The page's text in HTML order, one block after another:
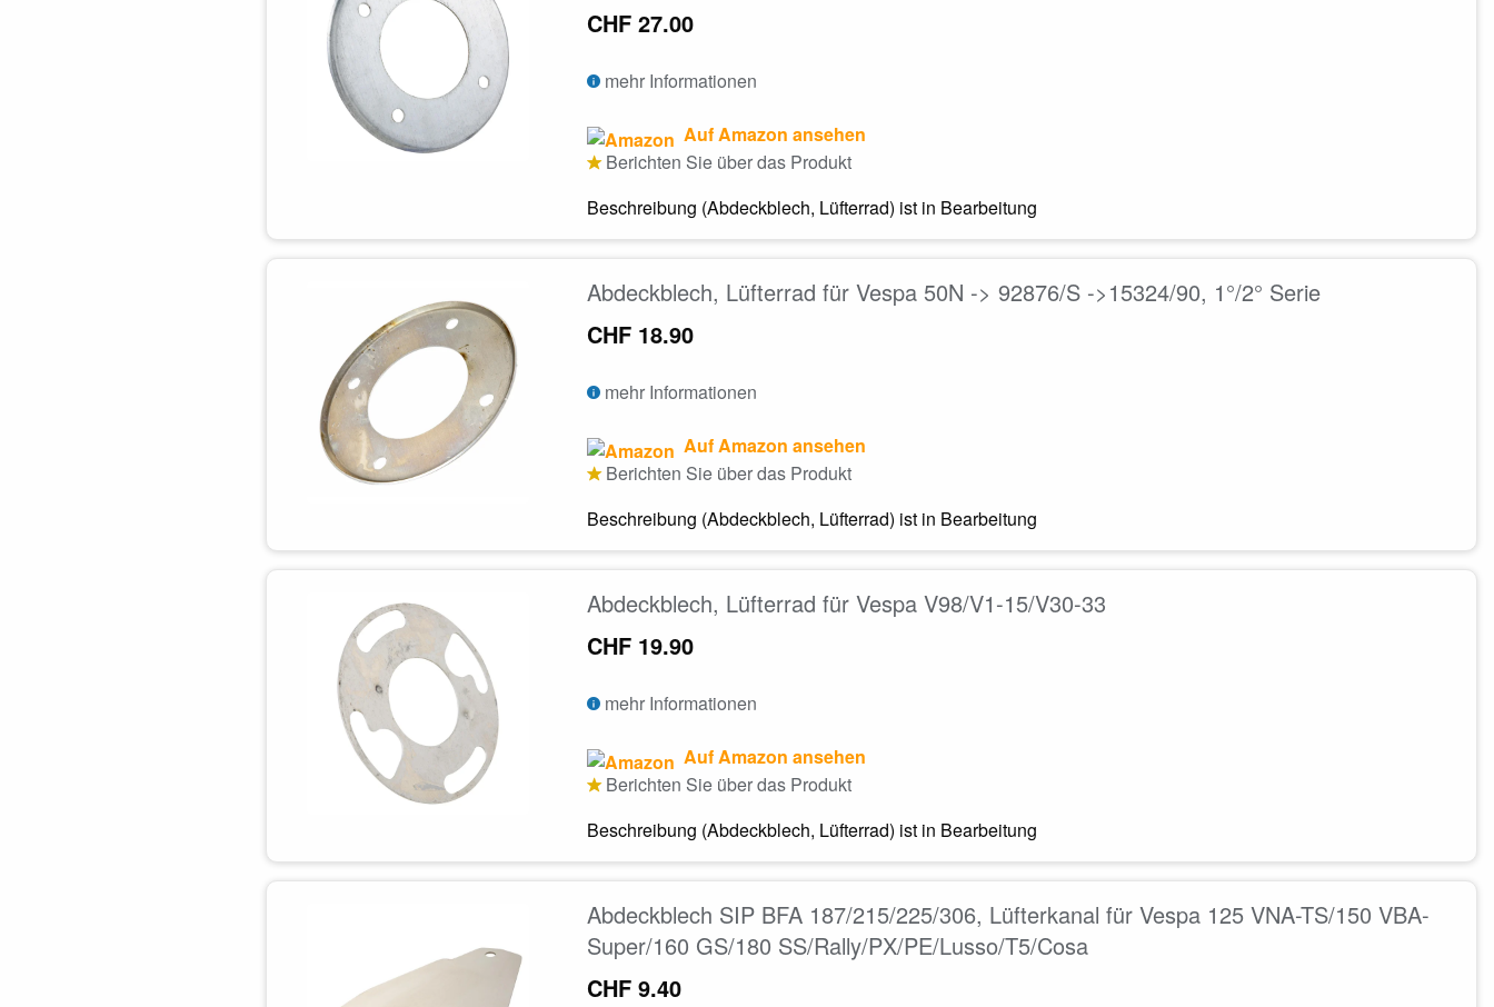
CHF 27.00
mehr Informationen
Auf Amazon ansehen
Berichten Sie über das Produkt
Beschreibung (Abdeckblech, Lüfterrad) ist in Bearbeitung
Abdeckblech, Lüfterrad für Vespa 50N -> 92876/S ->15324/90, 1°/2° Serie
CHF 18.90
mehr Informationen
Auf Amazon ansehen
Berichten Sie über das Produkt
Beschreibung (Abdeckblech, Lüfterrad) ist in Bearbeitung
Abdeckblech, Lüfterrad für Vespa V98/V1-15/V30-33
CHF 19.90
mehr Informationen
Auf Amazon ansehen
Berichten Sie über das Produkt
Beschreibung (Abdeckblech, Lüfterrad) ist in Bearbeitung
Abdeckblech SIP BFA 187/215/225/306, Lüfterkanal für Vespa 125 VNA-TS/150 VBA-
Super/160 GS/180 SS/Rally/PX/PE/Lusso/T5/Cosa
CHF 9.40